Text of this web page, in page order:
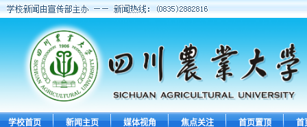
学校首页 新闻主页 媒体视角 焦点关注 首页置顶 首